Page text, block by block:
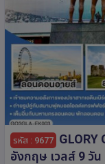
รหัส : 9677 GLORY
อังกฤษ เวลส์ 9 วั